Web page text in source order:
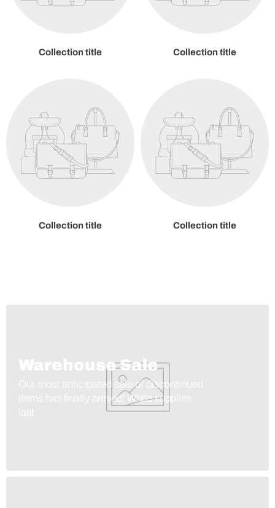
Collection title Collection title
Collection title Collection title
Warehouse Sale
Our most anticipated sale of discontinued
items has finally arrived! While supplies